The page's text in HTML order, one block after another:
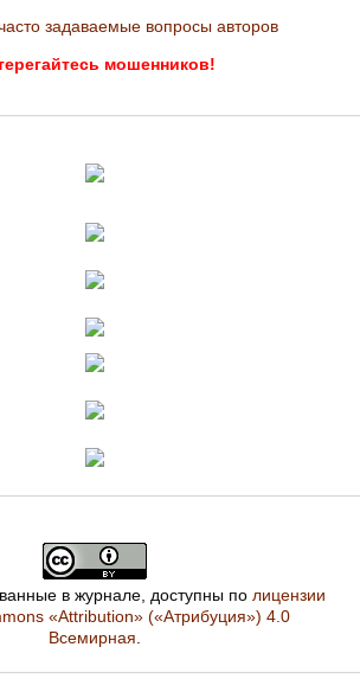
задаваемые вопросы авторов
мошенников!
в журнале, доступны по лицензии
«Attribution» («Атрибуция») 4.0
Всемирная